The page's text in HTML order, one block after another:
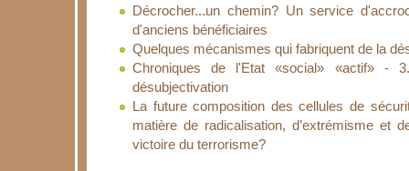
Décrocher...un chemin? Un service
d'anciens bénéficiaires
Quelques mécanismes qui fabriquent de la
Chroniques de l'Etat «social» «actif» -
désubjectivation
La future composition des cellules de
matière de radicalisation, d’extrémisme et
victoire du terrorisme?